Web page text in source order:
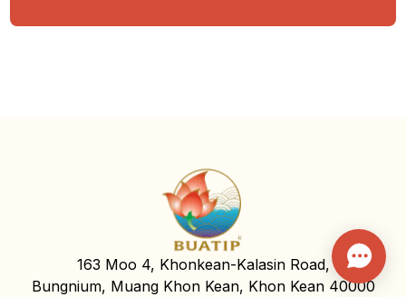
163 Moo 4, Khonkean-Kalasin Road,
Bungnium, Muang Khon Kean, Khon Kean 40000